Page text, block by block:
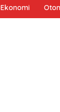
Ekonomi